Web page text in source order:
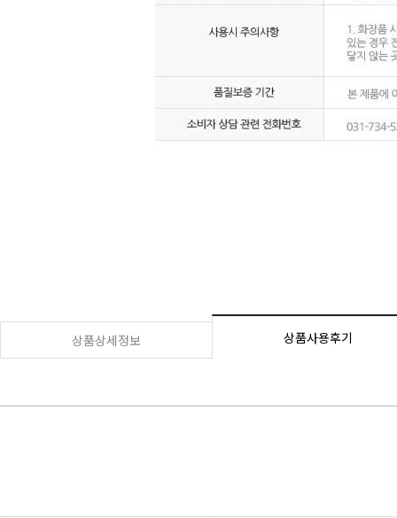
상품상세정보 상품사용후기